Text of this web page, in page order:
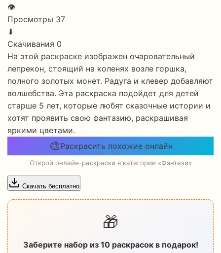
👁
Просмотры 37
⬇
Скачивания 0
На этой раскраске изображен очаровательный
лепрекон, стоящий на коленях возле горшка,
полного золотых монет. Радуга и клевер добавляют
волшебства. Эта раскраска подойдет для детей
старше 5 лет, которые любят сказочные истории и
хотят проявить свою фантазию, раскрашивая
яркими цветами.
🎨 Раскрасить похожие онлайн
Открой онлайн-раскраски в категории «Фэнтези»
Скачать бесплатно
🎁
Заберите набор из 10 раскрасок в подарок!